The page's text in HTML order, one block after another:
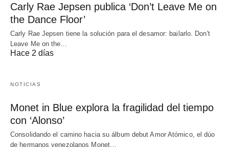
Carly Rae Jepsen publica ‘Don’t Leave Me on
the Dance Floor’
Carly Rae Jepsen tiene la solución para el desamor: bailarlo. Don't
Leave Me on the…
Hace 2 días
NOTICIAS
Monet in Blue explora la fragilidad del tiempo
con ‘Alonso’
Consolidando el camino hacia su álbum debut Amor Atómico, el dúo
de hermanos venezolanos Monet…